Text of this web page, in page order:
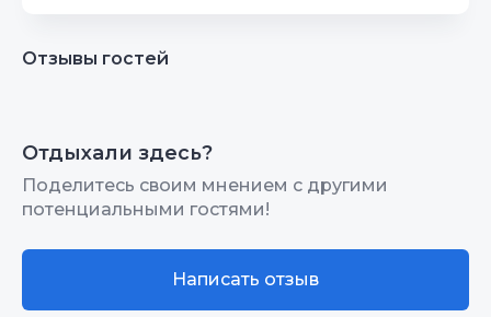
Отзывы гостей
Отдыхали здесь?
Поделитесь своим мнением с другими
потенциальными гостями!
Написать отзыв